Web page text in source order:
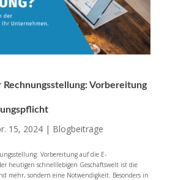
Vorbereitung
15, 2024| Blogbeiträge
Vorbereitung auf die E-
heutigen schnelllebigen Geschäftswelt ist die
mehr, sondern eine Notwendigkeit. Besonders in